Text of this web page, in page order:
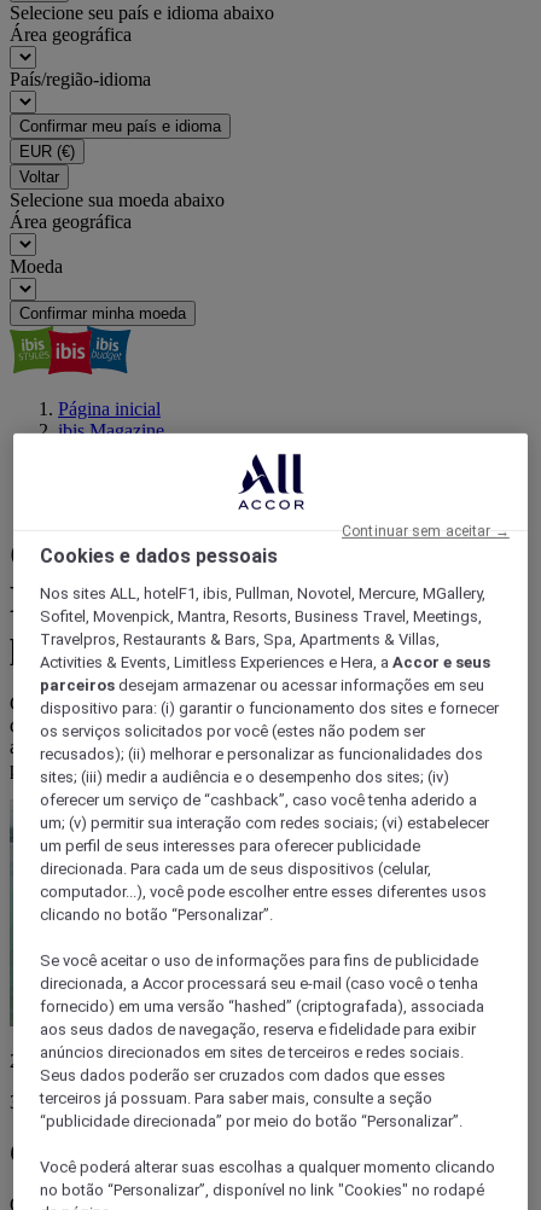
Selecione seu país e idioma abaixo
Área geográfica
País/região-idioma
Confirmar meu país e idioma
EUR (€)
Voltar
Selecione sua moeda abaixo
Área geográfica
Moeda
Confirmar minha moeda
Página inicial
ibis Magazine
Os melhores eventos com ibis
Como curtir o Carnaval em São Paulo com ibis sem gastar
Carnaval em João Pessoa:
Dicas para economizar sem
perder o melhor da festa
Carnaval em João Pessoa: aproveite a folia sem pesar no bolso, com
dicas de economia e os melhores pontos da cidade. Curta os blocos,
as praias e o clima de festa! No final, divirta-se com ibis, a base
perfeita para sua estadia.
28 fevereiro 2025
3 minutos
Como é o Carnaval em João Pessoa?
O Carnaval em João Pessoa é uma verdadeira explosão de cores,
Cookies e dados pessoais
Nos sites ALL, hotelF1, ibis, Pullman, Novotel, Mercure, MGallery,
Sofitel, Movenpick, Mantra, Resorts, Business Travel, Meetings,
Travelpros, Restaurants & Bars, Spa, Apartments & Villas,
Activities & Events, Limitless Experiences e Hera, aAccor e seus
parceiros desejam armazenar ou acessar informações em seu
dispositivo para: (i) garantir o funcionamento dos sites e fornecer
os serviços solicitados por você (estes não podem ser
recusados); (ii) melhorar e personalizar as funcionalidades dos
sites; (iii) medir a audiência e o desempenho dos sites; (iv)
oferecer um serviço de “cashback”, caso você tenha aderido a
um; (v) permitir sua interação com redes sociais; (vi) estabelecer
um perfil de seus interesses para oferecer publicidade
direcionada. Para cada um de seus dispositivos (celular,
computador...), você pode escolher entre esses diferentes usos
clicando no botão “Personalizar”.
Se você aceitar o uso de informações para fins de publicidade
direcionada, a Accor processará seu e-mail (caso você o tenha
fornecido) em uma versão “hashed” (criptografada), associada
aos seus dados de navegação, reserva e fidelidade para exibir
anúncios direcionados em sites de terceiros e redes sociais.
Seus dados poderão ser cruzados com dados que esses
terceiros já possuam. Para saber mais, consulte a seção
“publicidade direcionada” por meio do botão “Personalizar”.
Você poderá alterar suas escolhas a qualquer momento clicando
no botão “Personalizar”, disponível no link "Cookies" no rodapé
Continuar sem aceitar →